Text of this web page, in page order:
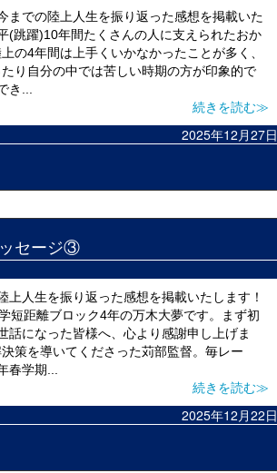
までの陸上人生を振り返った感想を掲載いた
(跳躍)10年間たくさんの人に支えられたおか
の4年間は上手くいかなかったことが多く、
り自分の中では苦しい時期の方が印象的で
き...
続きを読む≫
2025年12月27日
セージ③
人生を振り返った感想を掲載いたします！
短距離ブロック4年の万木大夢です。まず初
になった皆様へ、心より感謝申し上げま
策を導いてくださった苅部監督。毎レー
春学期...
続きを読む≫
2025年12月22日